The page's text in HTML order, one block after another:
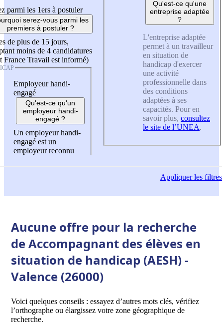
parmi les 1ers à postuler
serez-vous parmi les
premiers à postuler ?
de plus de 15 jours,
moins de 4 candidatures
France Travail est informé)
Employeur handi-
engagé
Qu'est-ce qu'un
employeur handi-
engagé ?
Un employeur handi-
engagé est un
employeur reconnu
Qu'est-ce qu'une
entreprise adaptée
?
L'entreprise adaptée
permet à un travailleur
en situation de
handicap d'exercer
une activité
professionnelle dans
des conditions
adaptées à ses
capacités. Pour en
savoir plus, consultez
le site de l’UNEA.
Appliquerles filtres
Aucune offre pour la recherche
de Accompagnant des élèves en
situation de handicap (AESH) -
Valence (26000)
Voici quelques conseils : essayez d’autres mots clés, vérifiez
l’orthographe ou élargissez votre zone géographique de
recherche.